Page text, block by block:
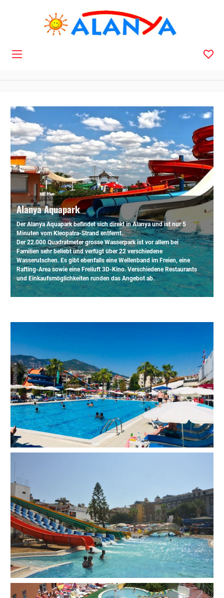
Alanya Aquapark
Der Alanya Aquapark befindet sich direkt in Alanya und ist nur 5
Minuten vom Kleopatra-Strand entfernt.
Der 22.000 Quadratmeter grosse Wasserpark ist vor allem bei
Familien sehr beliebt und verfügt über 22 verschiedene
Wasserutschen. Es gibt ebenfalls eine Wellenband im Freien, eine
Rafting-Area sowie eine Freiluft 3D-Kino. Verschiedene Restaurants
und Einkaufsmöglichkeiten runden das Angebot ab.